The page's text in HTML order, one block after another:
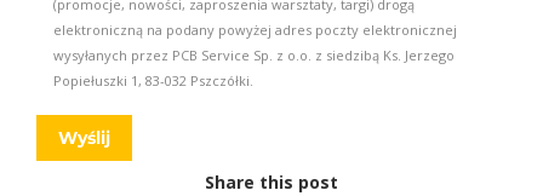
(promocje, nowości, zaproszenia warsztaty, targi) drogą
elektroniczną na podany powyżej adres poczty elektronicznej
wysyłanych przez PCB Service Sp. z o.o. z siedzibą Ks. Jerzego
Popiełuszki 1, 83-032 Pszczółki.
Share this post